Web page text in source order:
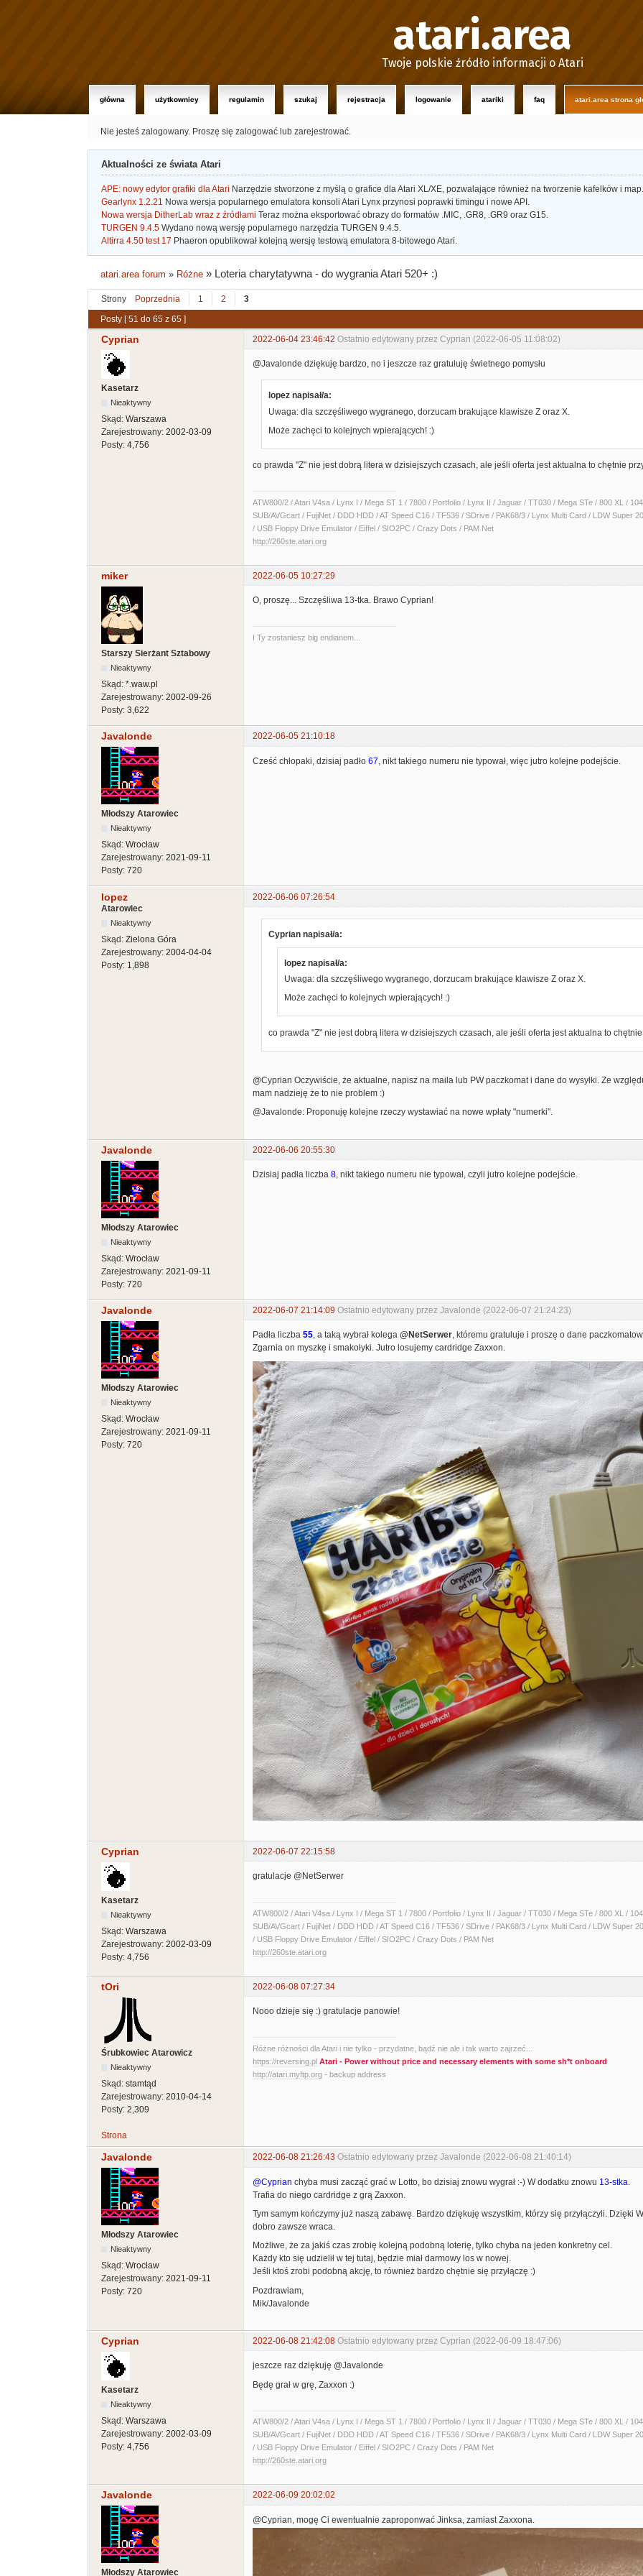
atari.area
Twoje polskie źródło informacji o Atari
główna użytkownicy regulamin szukaj rejestracja logowanie atariki faq atari.area strona
Nie jesteś zalogowany. Proszę się zalogować lub zarejestrować.
Aktualności ze świata Atari
APE: nowy edytor grafiki dla Atari Narzędzie stworzone z myślą o grafice dla Atari XL/XE, pozwalające również na tworzenie kafelków i map.
Gearlynx 1.2.21 Nowa wersja popularnego emulatora konsoli Atari Lynx przynosi poprawki timingu i nowe API.
Nowa wersja DitherLab wraz z źródłami Teraz można eksportować obrazy do formatów .MIC, .GR8, .GR9 oraz G15.
TURGEN 9.4.5 Wydano nową wersję popularnego narzędzia TURGEN 9.4.5.
Altirra 4.50 test 17 Phaeron opublikował kolejną wersję testową emulatora 8-bitowego Atari.
atari.area forum » Różne » Loteria charytatywna - do wygrania Atari 520+ :)
Strony Poprzednia 1 2 3
Posty [ 51 do 65 z 65 ]
Cyprian 2022-06-04 23:46:42 Ostatnio edytowany przez Cyprian (2022-06-05 11:08:02)
Kasetarz
Nieaktywny
Skąd: Warszawa
Zarejestrowany: 2002-03-09
Posty: 4,756
@Javalonde dziękuję bardzo, no i jeszcze raz gratuluję świetnego pomysłu
lopez napisał/a:
Uwaga: dla szczęśliwego wygranego, dorzucam brakujące klawisze Z oraz X.
Może zachęci to kolejnych wpierających! :)
co prawda "Z" nie jest dobrą litera w dzisiejszych czasach, ale jeśli oferta jest aktualna to chętnie
ATW800/2 / Atari V4sa / Lynx I / Mega ST 1 / 7800 / Portfolio / Lynx II / Jaguar / TT030 / Mega STe / 800 XL /
SUB/AVGcart / FujiNet / DDD HDD / AT Speed C16 / TF536 / SDrive / PAK68/3 / Lynx Multi Card / LDW Super
/ USB Floppy Drive Emulator / Eiffel / SIO2PC / Crazy Dots / PAM Net
http://260ste.atari.org
miker 2022-06-05 10:27:29
Starszy Sierżant Sztabowy
Nieaktywny
Skąd: *.waw.pl
Zarejestrowany: 2002-09-26
Posty: 3,622
O, proszę... Szczęśliwa 13-tka. Brawo Cyprian!
I Ty zostaniesz big endianem...
Javalonde 2022-06-05 21:10:18
Młodszy Atarowiec
Nieaktywny
Skąd: Wrocław
Zarejestrowany: 2021-09-11
Posty: 720
Cześć chłopaki, dzisiaj padło 67 , nikt takiego numeru nie typował, więc jutro kolejne podejście.
lopez
2022-06-06 07:26:54
Atarowiec
Nieaktywny
Skąd: Zielona Góra
Zarejestrowany: 2004-04-04
Posty: 1,898
Cyprian napisał/a:
lopez napisał/a:
Uwaga: dla szczęśliwego wygranego, dorzucam brakujące klawisze Z oraz X.
Może zachęci to kolejnych wpierających! :)
co prawda "Z" nie jest dobrą litera w dzisiejszych czasach, ale jeśli oferta jest aktualna to
@Cyprian Oczywiście, że aktualne, napisz na maila lub PW paczkomat i dane do wysyłki. Ze
mam nadzieję że to nie problem :)
@Javalonde: Proponuję kolejne rzeczy wystawiać na nowe wpłaty "numerki".
Javalonde 2022-06-06 20:55:30
Młodszy Atarowiec
Nieaktywny
Skąd: Wrocław
Zarejestrowany: 2021-09-11
Posty: 720
Dzisiaj padła liczba 8, nikt takiego numeru nie typował, czyli jutro kolejne podejście.
Javalonde 2022-06-07 21:14:09 Ostatnio edytowany przez Javalonde (2022-06-07 21:24:23)
Młodszy Atarowiec
Nieaktywny
Skąd: Wrocław
Zarejestrowany: 2021-09-11
Posty: 720
Padła liczba 55, a taką wybrał kolega @NetSerwer, któremu gratuluje i proszę o dane
Zgarnia on myszkę i smakołyki. Jutro losujemy cardridge Zaxxon.
Cyprian 2022-06-07 22:15:58
Kasetarz
Nieaktywny
Skąd: Warszawa
Zarejestrowany: 2002-03-09
Posty: 4,756
gratulacje @NetSerwer
ATW800/2 / Atari V4sa / Lynx I / Mega ST 1 / 7800 / Portfolio / Lynx II / Jaguar / TT030 / Mega STe / 800 XL /
SUB/AVGcart / FujiNet / DDD HDD / AT Speed C16 / TF536 / SDrive / PAK68/3 / Lynx Multi Card / LDW Super
/ USB Floppy Drive Emulator / Eiffel / SIO2PC / Crazy Dots / PAM Net
http://260ste.atari.org
tOri 2022-06-08 07:27:34
Śrubkowiec Atarowicz
Nieaktywny
Skąd: stamtąd
Zarejestrowany: 2010-04-14
Posty: 2,309
Nooo dzieje się :) gratulacje panowie!
Różne różności dla Atari i nie tylko - przydatne, bądź nie ale i tak warto zajrzeć...
https://reversing.pl Atari - Power without price and necessary elements with some sh*t onboard
http://atari.myftp.org - backup address
Strona
Javalonde 2022-06-08 21:26:43 Ostatnio edytowany przez Javalonde (2022-06-08 21:40:14)
Młodszy Atarowiec
Nieaktywny
Skąd: Wrocław
Zarejestrowany: 2021-09-11
Posty: 720
@Cyprian chyba musi zacząć grać w Lotto, bo dzisiaj znowu wygrał :-) W dodatku znowu 13-stka
Trafia do niego cardridge z grą Zaxxon.
Tym samym kończymy już naszą zabawę. Bardzo dziękuję wszystkim, którzy się przyłączyli. Dzięki
dobro zawsze wraca.
Możliwe, że za jakiś czas zrobię kolejną podobną loterię, tylko chyba na jeden konkretny cel.
Każdy kto się udzielił w tej tutaj, będzie miał darmowy los w nowej.
Jeśli ktoś zrobi podobną akcję, to również bardzo chętnie się przyłączę :)
Pozdrawiam,
Mik/Javalonde
Cyprian 2022-06-08 21:42:08 Ostatnio edytowany przez Cyprian (2022-06-09 18:47:06)
Kasetarz
Nieaktywny
Skąd: Warszawa
Zarejestrowany: 2002-03-09
Posty: 4,756
jeszcze raz dziękuję @Javalonde
Będę grał w grę, Zaxxon :)
ATW800/2 / Atari V4sa / Lynx I / Mega ST 1 / 7800 / Portfolio / Lynx II / Jaguar / TT030 / Mega STe / 800 XL /
SUB/AVGcart / FujiNet / DDD HDD / AT Speed C16 / TF536 / SDrive / PAK68/3 / Lynx Multi Card / LDW Super
/ USB Floppy Drive Emulator / Eiffel / SIO2PC / Crazy Dots / PAM Net
http://260ste.atari.org
Javalonde 2022-06-09 20:02:02
Młodszy Atarowiec
@Cyprian, mogę Ci ewentualnie zaproponwać Jinksa, zamiast Zaxxona.